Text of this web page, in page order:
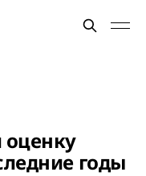
оценку
годы